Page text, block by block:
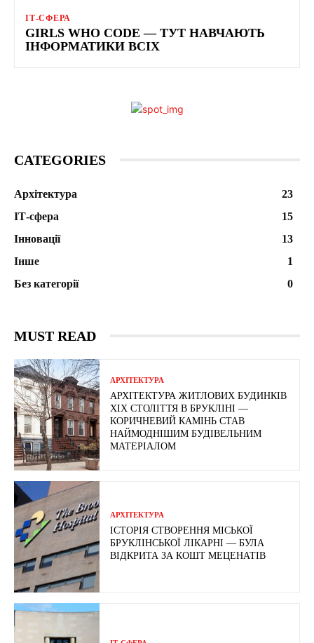
ІТ-СФЕРА
GIRLS WHO CODE — ТУТ НАВЧАЮТЬ
ІНФОРМАТИКИ ВСІХ
CATEGORIES
Архітектура
23
ІТ-сфера
15
Інновації
13
Інше
1
Без категорії
0
MUST READ
АРХІТЕКТУРА
АРХІТЕКТУРА ЖИТЛОВИХ БУДИНКІВ
ХІХ СТОЛІТТЯ В БРУКЛІНІ —
КОРИЧНЕВИЙ КАМІНЬ СТАВ
НАЙМОДНІШИМ БУДІВЕЛЬНИМ
МАТЕРІАЛОМ
АРХІТЕКТУРА
ІСТОРІЯ СТВОРЕННЯ МІСЬКОЇ
БРУКЛІНСЬКОЇ ЛІКАРНІ — БУЛА
ВІДКРИТА ЗА КОШТ МЕЦЕНАТІВ